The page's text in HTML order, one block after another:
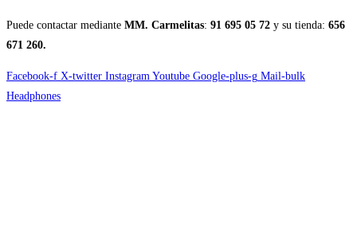
Puede contactar mediante MM. Carmelitas: 91 695 05 72 y su tienda: 656
671 260.
Facebook-f X-twitter Instagram Youtube Google-plus-g Mail-bulk
Headphones